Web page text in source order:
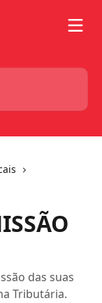
das suas
Tributária.